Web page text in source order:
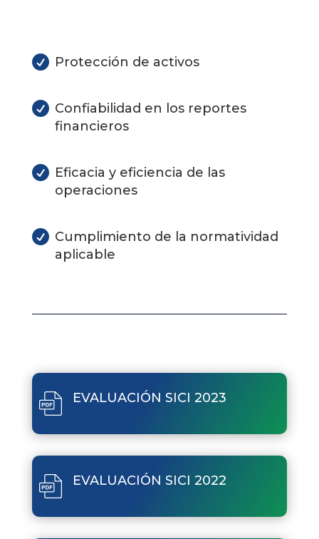
 Protección de activos
 Confiabilidad en los reportes
financieros
 Eficacia y eficiencia de las
operaciones
 Cumplimiento de la normatividad
aplicable
EVALUACIÓN SICI 2023
EVALUACIÓN SICI 2022